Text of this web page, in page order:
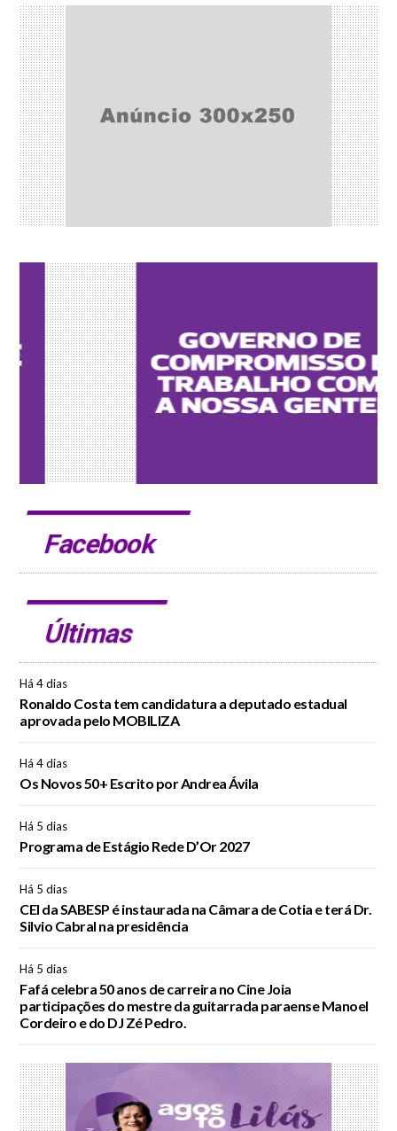
Facebook
Últimas
Há 4 dias
Ronaldo Costa tem candidatura a deputado estadual
aprovada pelo MOBILIZA
Há 4 dias
Os Novos 50+ Escrito por Andrea Ávila
Há 5 dias
Programa de Estágio Rede D’Or 2027
Há 5 dias
CEI da SABESP é instaurada na Câmara de Cotia e terá Dr.
Silvio Cabral na presidência
Há 5 dias
Fafá celebra 50 anos de carreira no Cine Joia
participações do mestre da guitarrada paraense Manoel
Cordeiro e do DJ Zé Pedro.